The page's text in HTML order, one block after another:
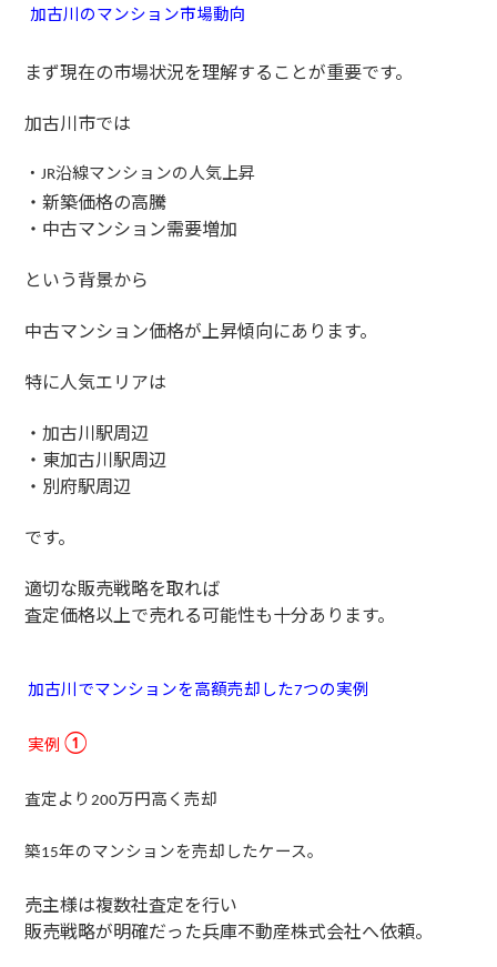
加古川のマンション市場動向
まず現在の市場状況を理解することが重要です。
加古川市では
・ JR沿線マンションの人気上昇
・新築価格の高騰
・中古マンション需要増加
という背景から
中古マンション価格が上昇傾向にあります。
特に人気エリアは
・加古川駅周辺
・東加古川駅周辺
・別府駅周辺
です。
適切な販売戦略を取れば
査定価格以上で売れる可能性も十分あります。
加古川でマンションを高額売却した7つの実例
実例 ①
査定より 200万円高く売却
築15年のマンションを売却したケース。
売主様は複数社査定を行い
販売戦略が明確だった兵庫不動産株式会社へ依頼。